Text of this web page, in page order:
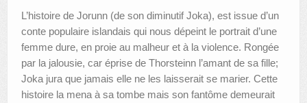
L’histoire de Jorunn (de son diminutif Joka), est issue d’un
conte populaire islandais qui nous dépeint le portrait d’une
femme dure, en proie au malheur et à la violence. Rongée
par la jalousie, car éprise de Thorsteinn l’amant de sa fille;
Joka jura que jamais elle ne les laisserait se marier. Cette
histoire la mena à sa tombe mais son fantôme demeurait